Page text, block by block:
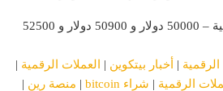
مستويات المقاومة الرئيسية – 50000 دولار و 50900 دولار و 52500
الرقمية | أخبار بيتكوين | العملات الرقمية |
الرقمية | شراء bitcoin | منصة رين |